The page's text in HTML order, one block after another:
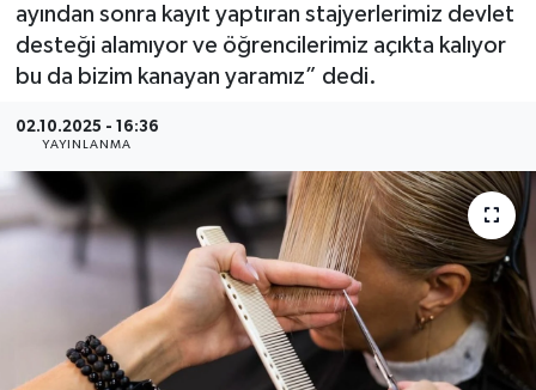
ayından sonra kayıt yaptıran stajyerlerimiz devlet
desteği alamıyor ve öğrencilerimiz açıkta kalıyor
bu da bizim kanayan yaramız” dedi.
02.10.2025 - 16:36
YAYINLANMA
Haber Arşivi